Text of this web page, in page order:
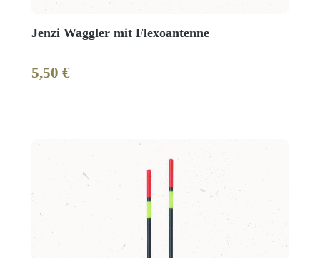
Jenzi Waggler mit Flexoantenne
Regulärer Preis:
5,50 €